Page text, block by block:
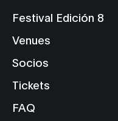
Festival Edición 8
Venues
Socios
Tickets
FAQ